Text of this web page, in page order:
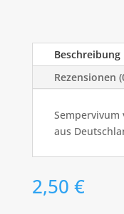
Beschreibung
Rezensionen
Sempervivum
aus
2,50 €